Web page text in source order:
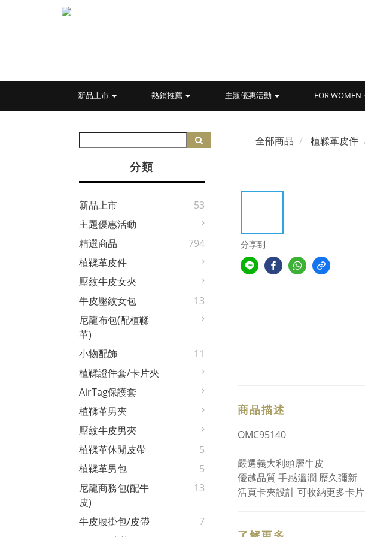
新品上市 熱銷推薦 主題優惠活動 FOR WOMEN
分類
新品上市
53
主題優惠活動
精選商品
794
植鞣革皮件
壓紋牛皮女夾
牛皮壓紋女包
13
尼龍布包(配植鞣
革)
小物配飾
11
植鞣證件套/卡片夾
AirTag保護套
植鞣革男夾
壓紋牛皮男夾
植鞣革休閒皮帶
5
植鞣革男包
5
尼龍商務包(配牛
皮)
13
牛皮腰掛包/皮帶
7
全部商品 植鞣革皮件
分享到
商品描述
OMC95140
嚴選義大利頭層牛皮
優越品質 手感溫潤 歷久彌新
活頁卡夾設計 可收納更多卡片